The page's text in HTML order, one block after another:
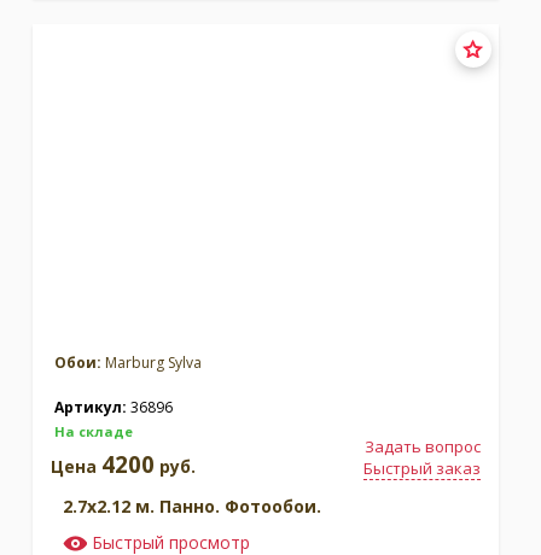
Обои: Marburg Sylva
Артикул: 36896
На складе
Задать вопрос
Быстрый заказ
Цена 4200 руб.
2.7x2.12 м. Панно. Фотообои.
Быстрый просмотр